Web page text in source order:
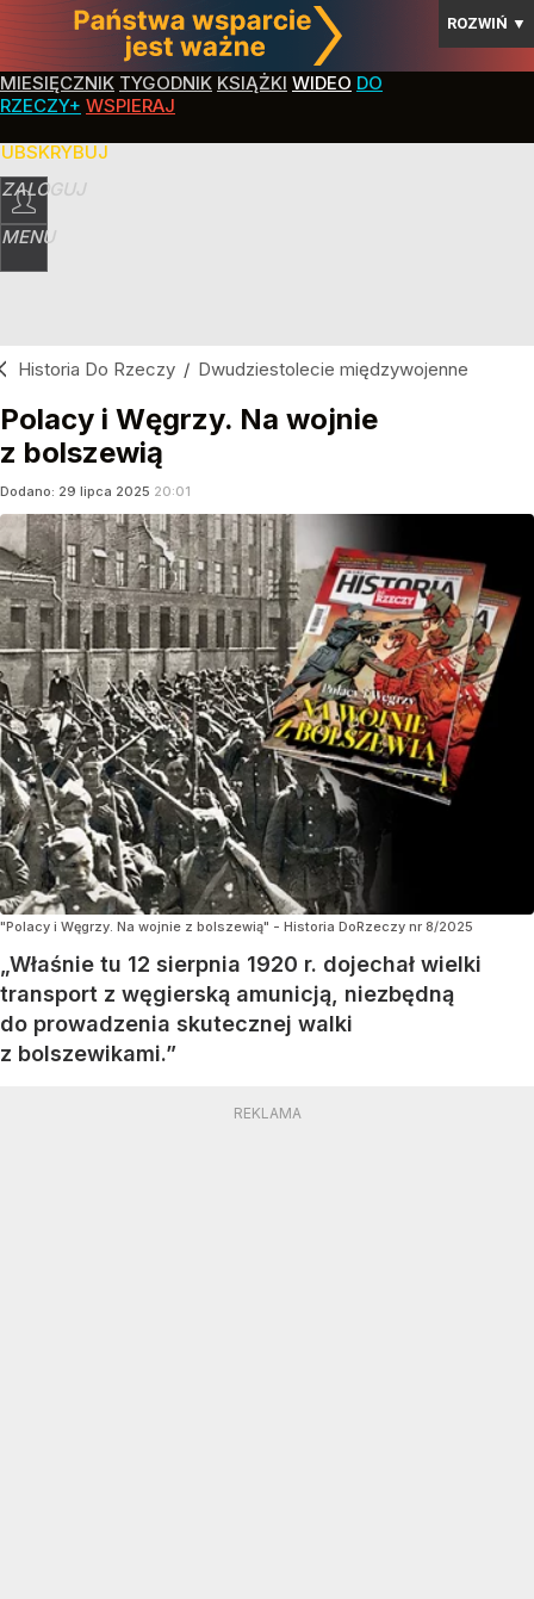
ROZWIŃ ▼
MIESIĘCZNIK TYGODNIK KSIĄŻKI WIDEO DO
RZECZY+ WSPIERAJ
ZALOGUJ
MENU
Historia Do Rzeczy / Dwudziestolecie międzywojenne
Polacy i Węgrzy. Na wojnie
z bolszewią
Dodano: 29 lipca 2025 20:01
"Polacy i Węgrzy. Na wojnie z bolszewią" - Historia DoRzeczy nr 8/2025
„Właśnie tu 12 sierpnia 1920 r. dojechał wielki
transport z węgierską amunicją, niezbędną
do prowadzenia skutecznej walki
z bolszewikami.”